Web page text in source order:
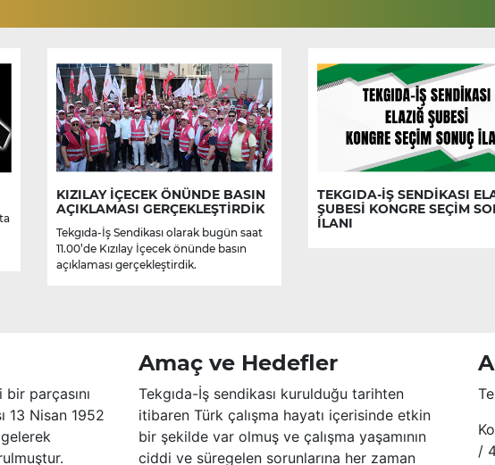
KIZILAY İÇECEK ÖNÜNDE BASIN
AÇIKLAMASI GERÇEKLEŞTİRDİK
Tekgıda-İş Sendikası olarak bugün saat
11.00’de Kızılay İçecek önünde basın
açıklaması gerçekleştirdik.
TEKGIDA-İŞ SENDİKASI
ŞUBESİ KONGRE SEÇİM
İLANI
parçasını
13 Nisan 1952
Amaç ve Hedefler
Tekgıda-İş sendikası kurulduğu tarihten
itibaren Türk çalışma hayatı içerisinde etkin
bir şekilde var olmuş ve çalışma yaşamının
ciddi ve süregelen sorunlarına her zaman
/